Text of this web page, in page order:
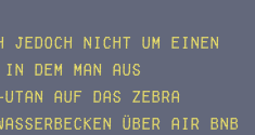
nicht um einen
dem man aus
auf das Zebra
über Air BnB